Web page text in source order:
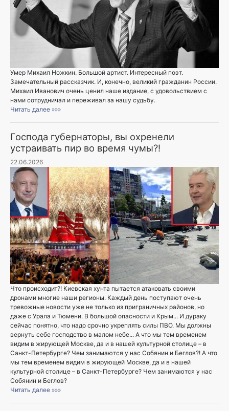
Умер Михаил Ножкин. Большой артист. Интересный поэт.
Замечательный рассказчик. И, конечно, великий гражданин России.
Михаил Иванович очень ценил наше издание, с удовольствием с
нами сотрудничал и переживал за нашу судьбу.
Читать далее »»»
Господа губернаторы, вы охренели
устраивать пир во время чумы?!
22.06.2026
Что происходит?! Киевская хунта пытается атаковать своими
дронами многие наши регионы. Каждый день поступают очень
тревожные новости уже не только из приграничных районов, но
даже с Урала и Тюмени. В большой опасности и Крым... И дураку
сейчас понятно, что надо срочно укреплять силы ПВО. Мы должны
вернуть себе господство в малом небе... А что мы тем временем
видим в жирующей Москве, да и в нашей культурной столице – в
Санкт-Петербурге? Чем занимаются у нас Собянин и Беглов?! А что
мы тем временем видим в жирующей Москве, да и в нашей
культурной столице – в Санкт-Петербурге? Чем занимаются у нас
Собянин и Беглов?
Читать далее »»»